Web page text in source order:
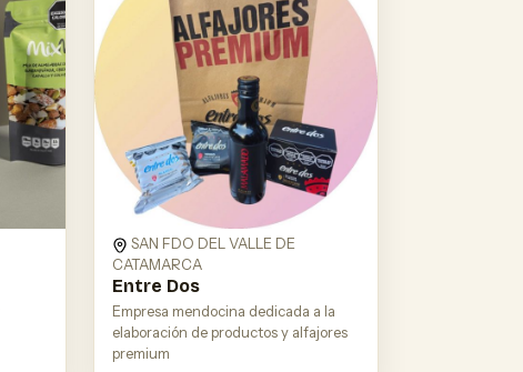
SAN FDO DEL VALLE DE
CATAMARCA
Entre Dos
Empresa mendocina dedicada a la
elaboración de productos y alfajores
premium